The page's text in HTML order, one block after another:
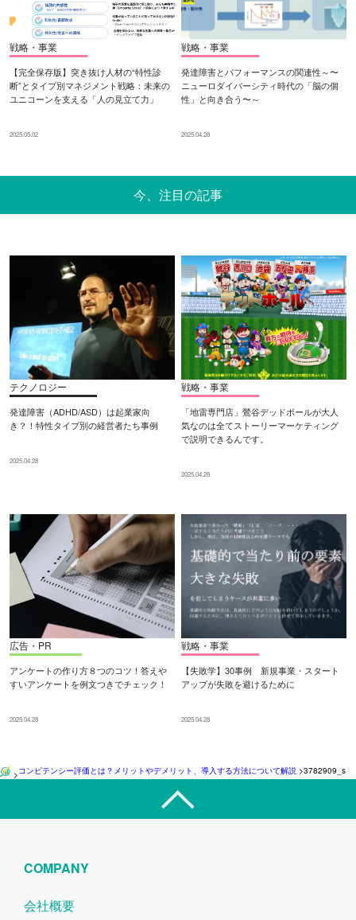
戦略・事業
【完全保存版】突き抜け人材の“特性診
断”とタイプ別マネジメント戦略：未来の
ユニコーンを支える「人の見立て力」
2025.05.02
戦略・事業
発達障害とパフォーマンスの関連性～〜
ニューロダイバーシティ時代の「脳の個
性」と向き合う〜～
2025.04.28
今、注目の記事
テクノロジー
発達障害（ADHD/ASD）は起業家向
き？！特性タイプ別の経営者たち事例
2025.04.28
戦略・事業
「地雷専門店」鶯谷デッドボールが大人
気なのは全てストーリーマーケティング
で説明できるんです。
2025.04.28
広告・PR
アンケートの作り方８つのコツ！答えや
すいアンケートを例文つきでチェック！
2025.04.28
戦略・事業
【失敗学】30事例 新規事業・スタート
アップが失敗を避けるために
2025.04.28
>コンピテンシー評価とは？メリットやデメリット、導入する方法について解説 >3782909_s
COMPANY
会社概要